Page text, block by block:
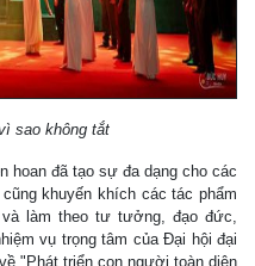
sao không tắt
hoan đã tạo sự đa dạng cho các
khuyến khích các tác phẩm
làm theo tư tưởng, đạo đức,
vụ trọng tâm của Đại hội đại
"Phát triển con người toàn diện